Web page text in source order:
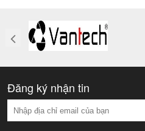
Đăng ký nhận tin